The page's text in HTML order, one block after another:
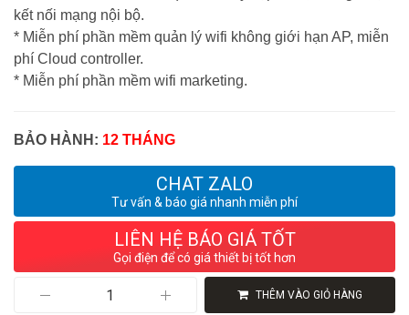
kết nối mạng nội bộ.
* Miễn phí phần mềm quản lý wifi không giới hạn AP, miễn
phí Cloud controller.
* Miễn phí phần mềm wifi marketing.
BẢO HÀNH: 12 THÁNG
CHAT ZALO
Tư vấn & báo giá nhanh miễn phí
LIÊN HỆ BÁO GIÁ TỐT
Gọi điện để có giá thiết bị tốt hơn
Phát
THÊM VÀO GIỎ HÀNG